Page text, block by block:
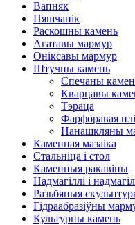
Вапняк
Пяшчанік
Раскошны камень
Агатавы мармур
Оніксавы мармур
Штучны камень
Спечаны
Кварцавы
Тэраца
Фарфоравая
Нанашкляны
Каменная мазаіка
Стальніца і стол
Каменныя ракавіны
Надмагіллі і
Разьбяныя
Гідраабразіўны
Культурны камень